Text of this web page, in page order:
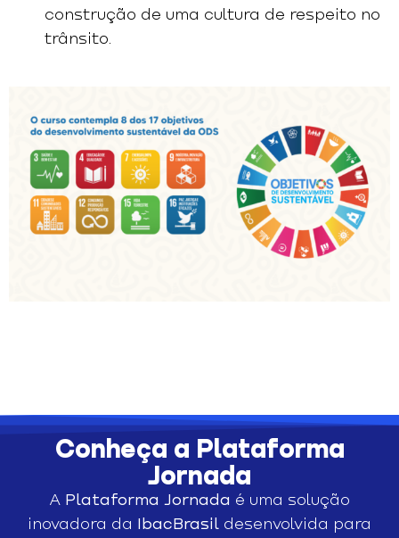
construção de uma cultura de respeito no
trânsito.
Conheça a Plataforma
Jornada
A Plataforma Jornada é uma solução
inovadora da IbacBrasil desenvolvida para